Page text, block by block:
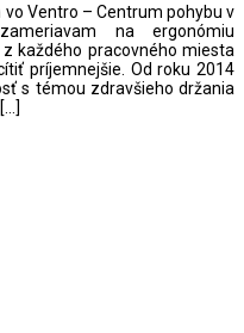
Ventro – Centrum pohybu v
na ergonómiu
každého pracovného miesta
príjemnejšie. Od roku 2014
s témou zdravšieho držania